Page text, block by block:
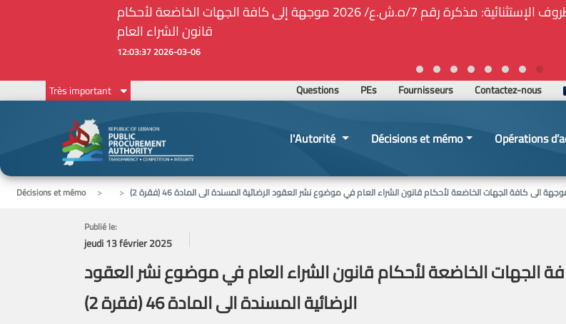
🚑❕❗❕🚨تأمين الحاجات الأساسية والملحة في ظل الظروف الإستثنائية: مذكرة رقم 7/ه.ش.ع/ 2026 موجهة إلى كافة الجهات الخاضعة لأحكام
قانون الشراء العام
2026-03-06 12:03:37
Très important Questions PEs Fournisseurs Contactez-nous
l'Autorité Décisions et mémo Opérations
Décisions et mémo
Publié le:
jeudi 13 février 2025
2025 موجهة الى كافة الجهات الخاضعة لأحكام قانون الشراء العام في موضوع نشر العقود
الرضائية المسندة الى المادة 46 (فقرة 2)